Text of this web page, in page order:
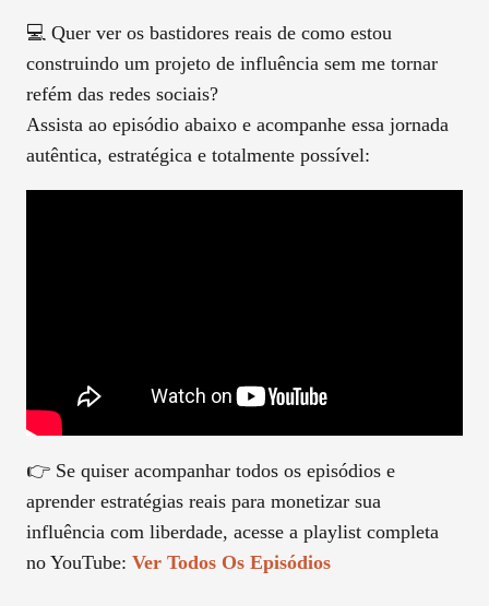
💻 Quer ver os bastidores reais de como estou
construindo um projeto de influência sem me tornar
refém das redes sociais?
Assista ao episódio abaixo e acompanhe essa jornada
autêntica, estratégica e totalmente possível:
👉 Se quiser acompanhar todos os episódios e
aprender estratégias reais para monetizar sua
influência com liberdade, acesse a playlist completa
no YouTube: Ver Todos Os Episódios